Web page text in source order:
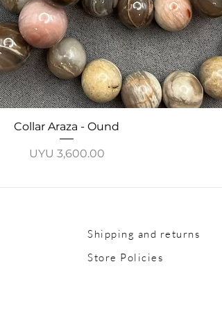
Quick View
Collar Araza - Ound
Price
UYU 3,600.00
Shipping and returns
Store Policies